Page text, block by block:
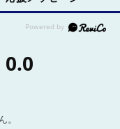
0.0
。